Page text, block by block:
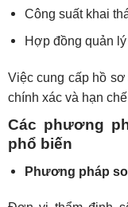
Công suất khai
Hợp đồng quản
Việc cung cấp hồ
chính xác và hạn
Các phương
phổ biến
Phương pháp